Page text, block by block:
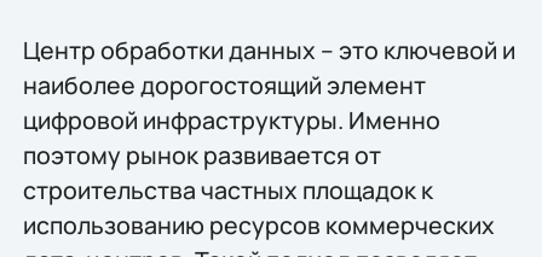
Центр обработки данных – это ключевой и
наиболее дорогостоящий элемент
цифровой инфраструктуры. Именно
поэтому рынок развивается от
строительства частных площадок к
использованию ресурсов коммерческих